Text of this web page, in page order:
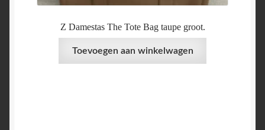
Z Damestas The Tote Bag taupe groot.
Toevoegen aan winkelwagen